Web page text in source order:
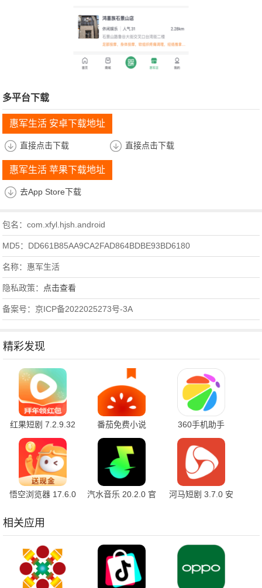
多平台下载
惠军生活 安卓下载地址
直接点击下载 直接点击下载
惠军生活 苹果下载地址
去App Store下载
包名：com.xfyl.hjsh.android
MD5：DD661B85AA9CA2FAD864BDBE93BD6180
名称：惠军生活
隐私政策： 点击查看
备案号：京ICP备2022025273号-3A
精彩发现
红果短剧 7.2.9.32
官方版
番茄免费小说
7.2.9.32 安卓版
360手机助手
10.2.2 官方版
悟空浏览器 17.6.0
汽水音乐 20.2.0 官
河马短剧 3.7.0 安
相关应用